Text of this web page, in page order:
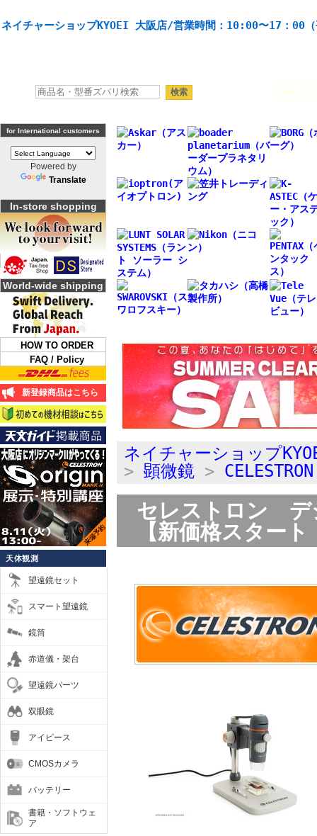
ネイチャーショップKYOEI 大阪店/営業時間：10:00〜17：00（
Seestar
for International customers
Powered by
Translate
In-store shopping
World-wide shipping
HOW TO ORDER
FAQ / Policy
新登録商品はこちら
天体観測
望遠鏡セット
スマート望遠鏡
鏡筒
赤道儀・架台
望遠鏡パーツ
双眼鏡
アイピース
CMOSカメラ
バッテリー
書籍・ソフトウェ
ア
ネイチャーショップ
> 顕微鏡 >
セレストロン デ
【新価格スタート